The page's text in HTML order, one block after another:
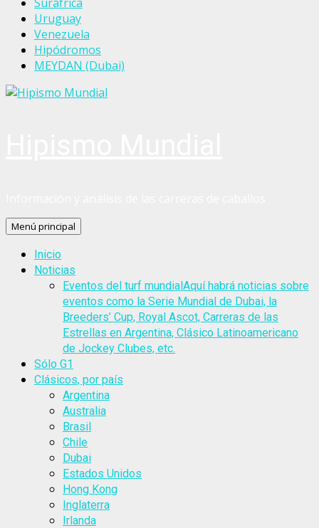
Uruguay
Venezuela
Hipódromos
MEYDAN (Dubai)
Menú principal
Inicio
Noticias
Eventos del turf mundialAquí habrá noticias sobre
eventos como la Serie Mundial de Dubai, la
Breeders’ Cup, Royal Ascot, Carreras de las
Estrellas en Argentina, Clásico Latinoamericano
de Jockey Clubes, etc.
Sólo G1
Clásicos, por país
Argentina
Australia
Brasil
Chile
Dubai
Estados Unidos
Hong Kong
Inglaterra
Irlanda